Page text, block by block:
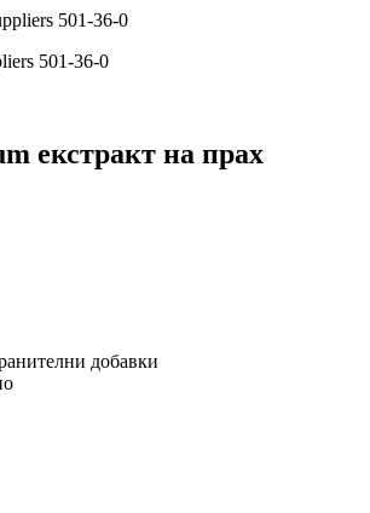
501-36-0
екстракт на прах
добавки